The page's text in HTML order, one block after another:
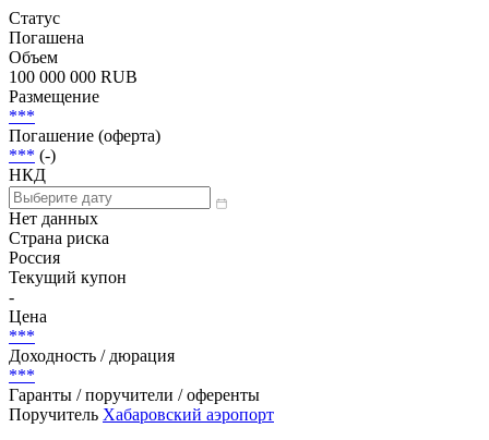
Статус
Погашена
Объем
100 000 000 RUB
Размещение
***
Погашение (оферта)
*** (-)
НКД
Нет данных
Страна риска
Россия
Текущий купон
-
Цена
***
Доходность / дюрация
***
Гаранты / поручители / оференты
Поручитель Хабаровский аэропорт